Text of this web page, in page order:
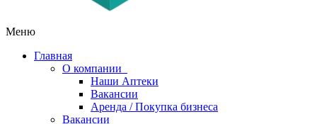
Меню
Главная
О компании
Наши Аптеки
Вакансии
Аренда / Покупка бизнеса
Вакансии